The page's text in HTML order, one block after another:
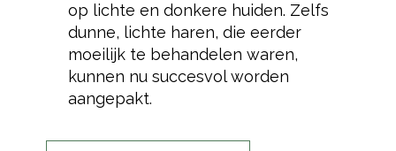
op lichte en donkere huiden. Zelfs
dunne, lichte haren, die eerder
moeilijk te behandelen waren,
kunnen nu succesvol worden
aangepakt.